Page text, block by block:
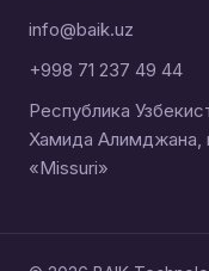
info@baik.uz
+998 71 237 49 44
Республика
Хамида Алимджана,
«Missuri»